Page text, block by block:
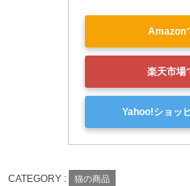
Amazon
楽天市場
Yahoo!ショッ
CATEGORY : 猫の商品